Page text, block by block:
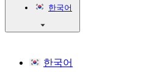
한국어
한국어